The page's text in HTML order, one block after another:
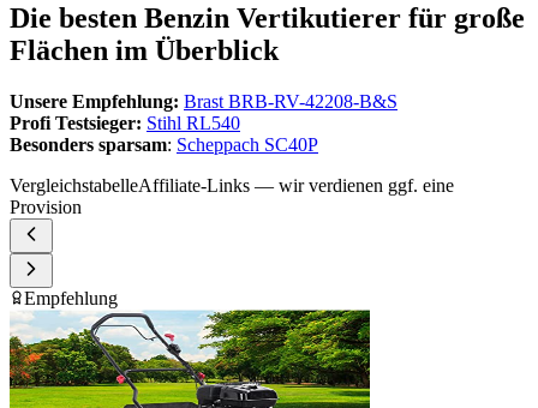
Die besten Benzin Vertikutierer für große
Flächen im Überblick
Unsere Empfehlung: Brast BRB-RV-42208-B&S
Profi Testsieger: Stihl RL540
Besonders sparsam: Scheppach SC40P
VergleichstabelleAffiliate-Links — wir verdienen ggf. eine
Provision
Empfehlung